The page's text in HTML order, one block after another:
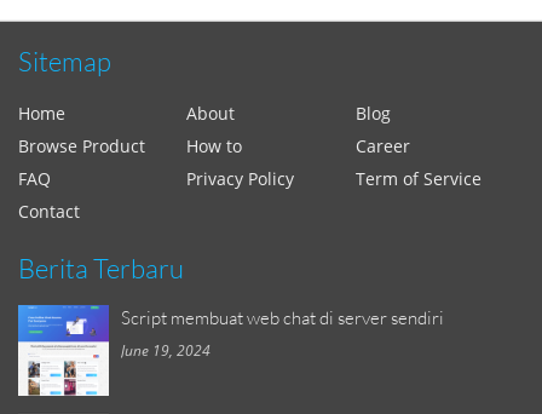
Sitemap
Home About
Blog
Browse Product
How to
Career
FAQ
Privacy Policy
Term of Service
Contact
Berita Terbaru
Script membuat web chat di server sendiri
June 19, 2024